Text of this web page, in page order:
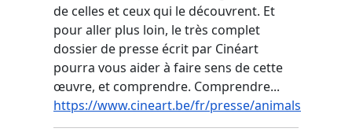
de celles et ceux qui le découvrent. Et
pour aller plus loin, le très complet
dossier de presse écrit par Cinéart
pourra vous aider à faire sens de cette
œuvre, et comprendre. Comprendre...
https://www.cineart.be/fr/presse/animals